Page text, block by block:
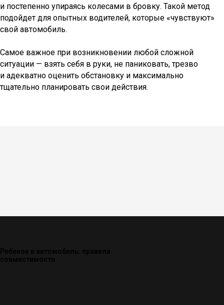
и постепенно упираясь колесами в бровку. Такой метод
подойдет для опытных водителей, которые «чувствуют»
свой автомобиль.
Самое важное при возникновении любой сложной
ситуации — взять себя в руки, не паниковать, трезво
и адекватно оценить обстановку и максимально
тщательно планировать свои действия.